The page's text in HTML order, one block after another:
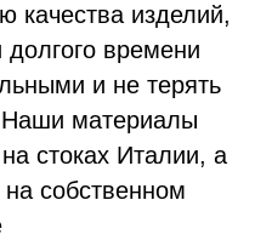
качества изделий,
времени
и не терять
Наши материалы
стоках Италии, а
собственном